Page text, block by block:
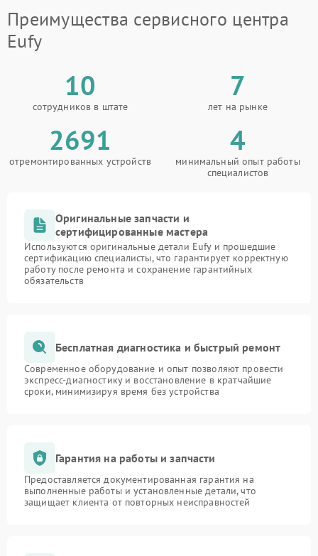
Преимущества сервисного центра
Eufy
10
сотрудников в штате
7
лет на рынке
2691
отремонтированных устройств
4
минимальный опыт работы
специалистов
Оригинальные запчасти и
сертифицированные мастера
Используются оригинальные детали Eufy и прошедшие
сертификацию специалисты, что гарантирует корректную
работу после ремонта и сохранение гарантийных
обязательств
Бесплатная диагностика и быстрый ремонт
Современное оборудование и опыт позволяют провести
экспресс-диагностику и восстановление в кратчайшие
сроки, минимизируя время без устройства
Гарантия на работы и запчасти
Предоставляется документированная гарантия на
выполненные работы и установленные детали, что
защищает клиента от повторных неисправностей